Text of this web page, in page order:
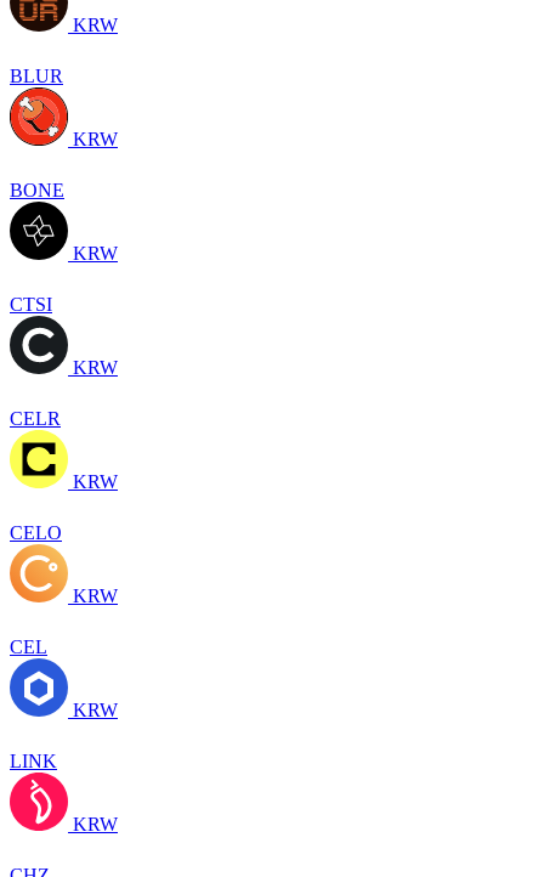
KRW
BLUR
KRW
BONE
KRW
CTSI
KRW
CELR
KRW
CELO
KRW
CEL
KRW
LINK
KRW